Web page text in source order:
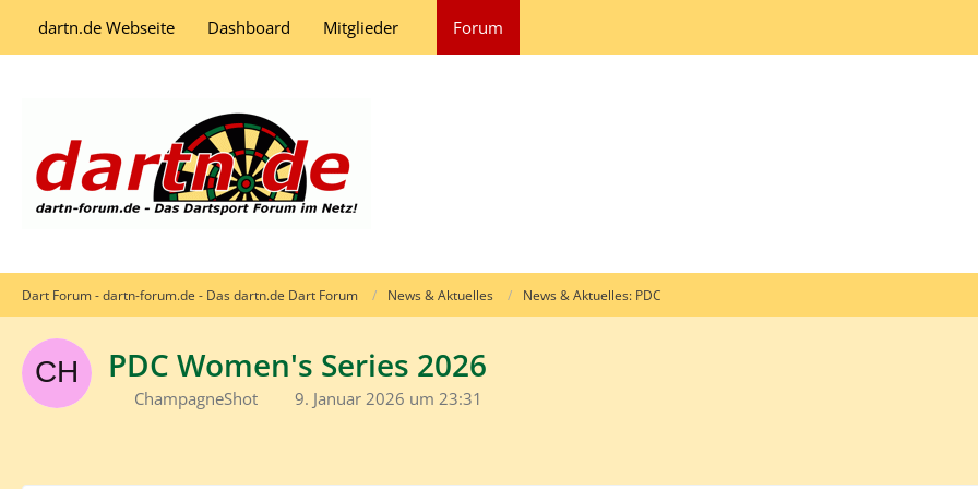
dartn.de Webseite Dashboard Mitglieder Forum
Dart Forum - dartn-forum.de - Das dartn.de Dart Forum News & Aktuelles News & Aktuelles: PDC
PDC Women's Series 2026
ChampagneShot 9. Januar 2026 um 23:31